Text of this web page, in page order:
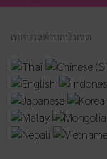
เทศบาลตำบลบัวเชด